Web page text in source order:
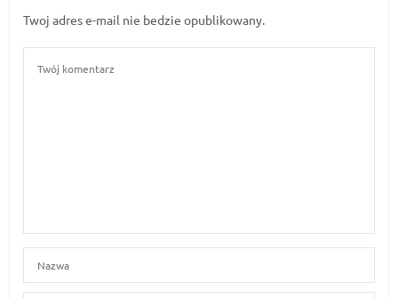
Twoj adres e-mail nie bedzie opublikowany.